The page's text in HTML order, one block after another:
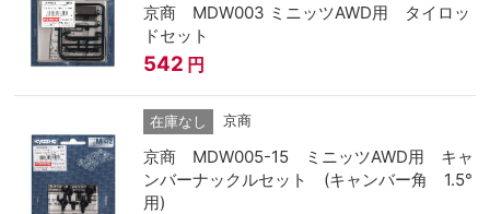
京商 MDW003 ミニッツAWD用 タイロッ
ドセット
542 円
在庫なし 京商
京商 MDW005-15 ミニッツAWD用 キャ
ンバーナックルセット (キャンバー角 1.5°
用)